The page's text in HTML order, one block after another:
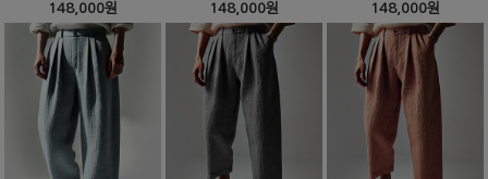
148,000원 148,000원 148,000원